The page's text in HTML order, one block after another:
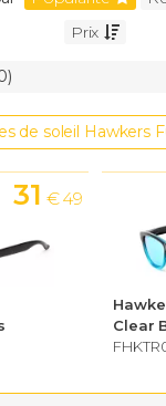
Prix
de soleil Hawkers
31 € 49
Clear